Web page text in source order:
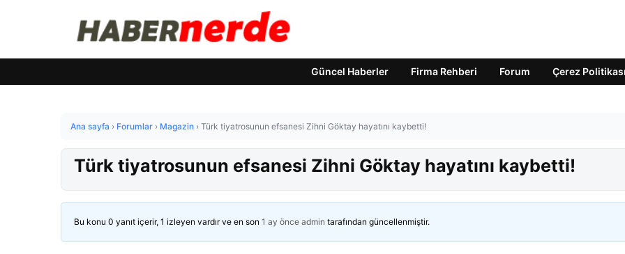
Güncel Haberler Firma Rehberi Forum Çerez Politikası
Ana sayfa › Forumlar › Magazin › Türk tiyatrosunun efsanesi Zihni Göktay hayatını kaybetti!
Türk tiyatrosunun efsanesi Zihni Göktay hayatını kaybetti!
Bu konu 0 yanıt içerir, 1 izleyen vardır ve en son 1 ay önce admin tarafından güncellenmiştir.